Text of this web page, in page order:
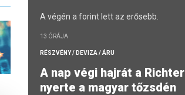
A végén a forint lett az erősebb.
13 ÓRÁJA
RÉSZVÉNY / DEVIZA / ÁRU
A nap végi hajrát a Richter
nyerte a magyar tőzsdén